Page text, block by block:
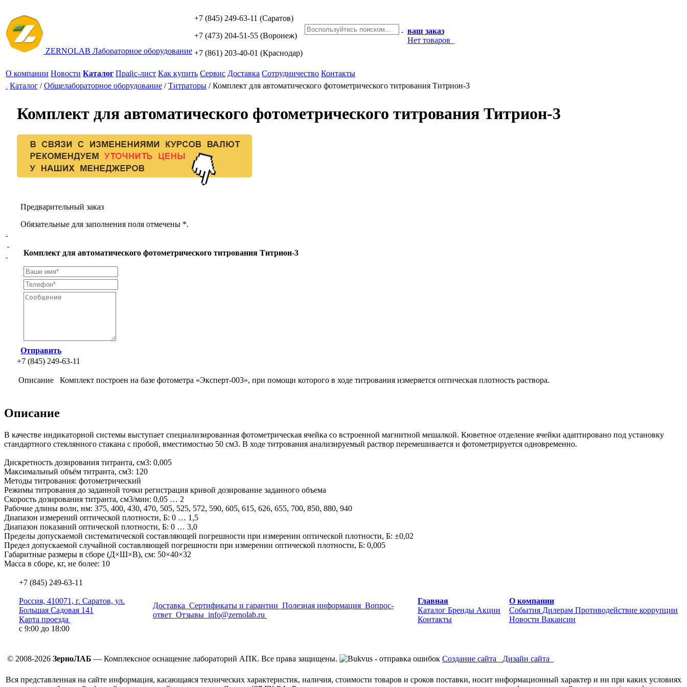
ZERNOLAB Лабораторное оборудование
+7 (845) 249-63-11 (Саратов)
+7 (473) 204-51-55 (Воронеж)
+7 (861) 203-40-01 (Краснодар)
ваш заказ
Нет товаров
О компании Новости Каталог Прайс-лист Как купить Сервис Доставка Сотрудничество Контакты
Каталог /Общелабораторное оборудование /Титраторы /Комплект для автоматического фотометрического титрования Титрион-3
Комплект для автоматического фотометрического титрования Титрион-3
Предварительный заказ
Обязательные для заполнения поля отмечены *.
Комплект для автоматического фотометрического титрования Титрион-3
Отправить
+7 (845) 249-63-11
Описание Комплект построен на базе фотометра «Эксперт-003», при помощи которого в ходе титрования измеряется оптическая плотность раствора.
Описание
В качестве индикаторной системы выступает специализированная фотометрическая ячейка со встроенной магнитной мешалкой. Кюветное отделение ячейки адаптировано под установку
стандартного стеклянного стакана с пробой, вместимостью 50 см3. В ходе титрования анализируемый раствор перемешивается и фотометрируется одновременно.
Дискретность дозирования титранта, см3: 0,005
Максимальный объём титранта, см3: 120
Методы титрования: фотометрический
Режимы титрования до заданной точки регистрация кривой дозирование заданного объема
Скорость дозирования титранта, см3/мин: 0,05 … 2
Рабочие длины волн, нм: 375, 400, 430, 470, 505, 525, 572, 590, 605, 615, 626, 655, 700, 850, 880, 940
Диапазон измерений оптической плотности, Б: 0 … 1,5
Диапазон показаний оптической плотности, Б: 0 … 3,0
Пределы допускаемой систематической составляющей погрешности при измерении оптической плотности, Б: ±0,02
Предел допускаемой случайной составляющей погрешности при измерении оптической плотности, Б: 0,005
Габаритные размеры в сборе (Д×Ш×В), см: 50×40×32
Масса в сборе, кг, не более: 10
+7 (845) 249-63-11
Россия, 410071, г. Саратов, ул.
Большая Садовая 141
Карта проезда
с 9:00 до 18:00
Доставка Сертификаты и гарантии Полезная информация Вопрос-
ответ Отзывы info@zernolab.ru
Главная
Каталог Бренды Акции
Контакты
О компании
События Дилерам Противодействие коррупции
Новости Вакансии
© 2008-2026 ЗерноЛАБ — Комплексное оснащение лабораторий АПК. Все права защищены. Создание сайта Дизайн сайта
Вся представленная на сайте информация, касающаяся технических характеристик, наличия, стоимости товаров и сроков поставки, носит информационный характер и ни при каких условиях